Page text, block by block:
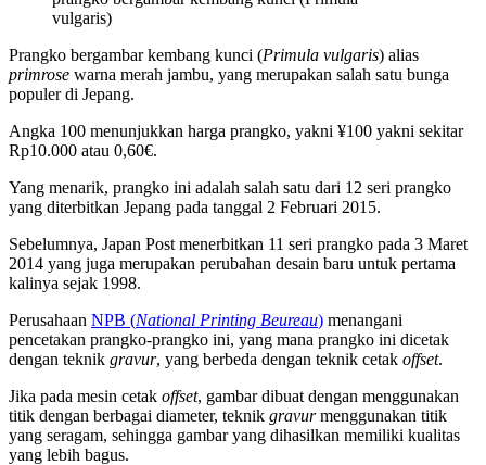
vulgaris)
Prangko bergambar kembang kunci (Primula vulgaris) alias
primrose warna merah jambu, yang merupakan salah satu bunga
populer di Jepang.
Angka 100 menunjukkan harga prangko, yakni ¥100 yakni sekitar
Rp10.000 atau 0,60€.
Yang menarik, prangko ini adalah salah satu dari 12 seri prangko
yang diterbitkan Jepang pada tanggal 2 Februari 2015.
Sebelumnya, Japan Post menerbitkan 11 seri prangko pada 3 Maret
2014 yang juga merupakan perubahan desain baru untuk pertama
kalinya sejak 1998.
Perusahaan NPB (National Printing Beureau) menangani
pencetakan prangko-prangko ini, yang mana prangko ini dicetak
dengan teknik gravur, yang berbeda dengan teknik cetak offset.
Jika pada mesin cetak offset, gambar dibuat dengan menggunakan
titik dengan berbagai diameter, teknik gravurmenggunakan titik
yang seragam, sehingga gambar yang dihasilkan memiliki kualitas
yang lebih bagus.